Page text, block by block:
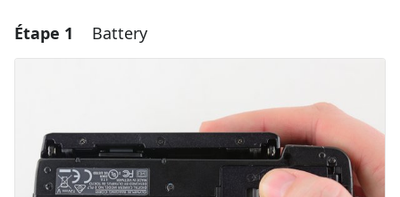
Étape 1 Battery